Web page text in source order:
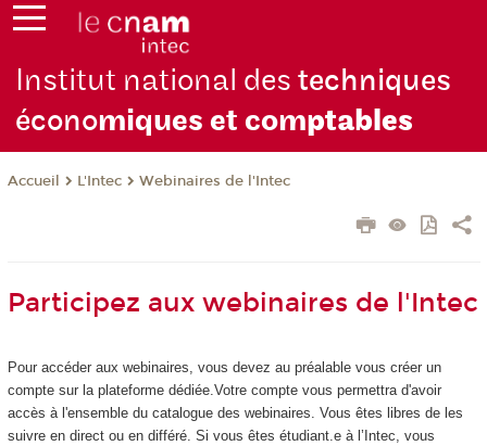
Institut national destechniques
économiques et comptables
Accueil L'Intec Webinaires de l'Intec
Participez aux webinaires de l'Intec
Pour accéder aux webinaires, vous devez au préalable vous créer un
compte sur la plateforme dédiée.Votre compte vous permettra d'avoir
accès à l'ensemble du catalogue des webinaires. Vous êtes libres de les
suivre en direct ou en différé. Si vous êtes étudiant.e à l’Intec, vous